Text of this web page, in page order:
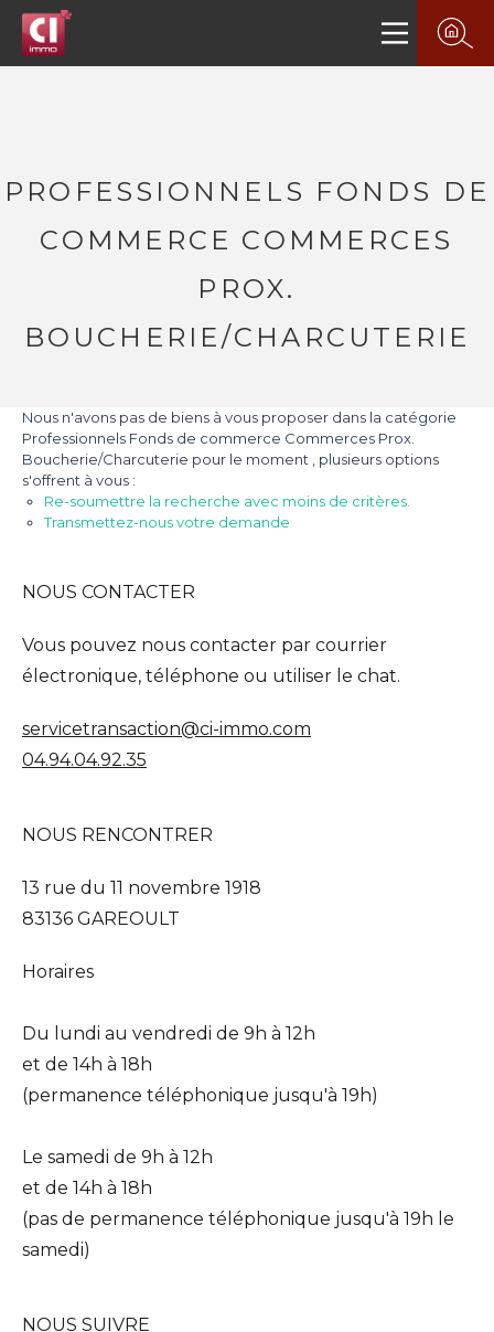
PROFESSIONNELS FONDS DE
COMMERCE COMMERCES
PROX.
BOUCHERIE/CHARCUTERIE
Nous n'avons pas de biens à vous proposer dans la catégorie
Professionnels Fonds de commerce Commerces Prox.
Boucherie/Charcuterie pour le moment , plusieurs options
s'offrent à vous :
Re-soumettre la recherche avec moins de critères.
Transmettez-nous votre demande
NOUS CONTACTER
Vous pouvez nous contacter par courrier
électronique, téléphone ou utiliser le chat.
servicetransaction@ci-immo.com
04.94.04.92.35
NOUS RENCONTRER
13 rue du 11 novembre 1918
83136 GAREOULT
Horaires
Du lundi au vendredi de 9h à 12h
et de 14h à 18h
(permanence téléphonique jusqu'à 19h)
Le samedi de 9h à 12h
et de 14h à 18h
(pas de permanence téléphonique jusqu'à 19h le
samedi)
NOUS SUIVRE